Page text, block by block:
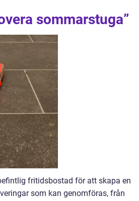
sommarstuga”
fritidsbostad för att skapa en
som kan genomföras, från